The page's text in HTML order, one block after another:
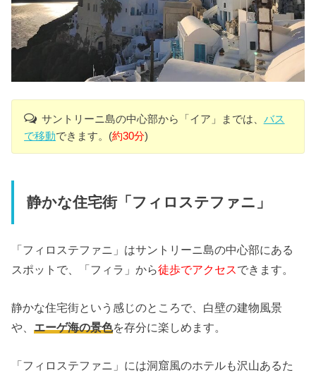
サントリーニ島の中心部から「イア」までは、 バス
で移動できます。(約30分)
静かな住宅街「フィロステファニ」
「フィロステファニ」はサントリーニ島の中心部にある
スポットで、「フィラ」から徒歩でアクセス できます。
静かな住宅街という感じのところで、白壁の建物風景
や、エーゲ海の景色を存分に楽しめます。
「フィロステファニ」には洞窟風のホテルも沢山あるた